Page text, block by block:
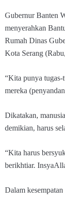
Gubernur Banten
menyerahkan
Rumah Dinas
Kota Serang
“Kita punya tugas-
mereka
Dikatakan,
demikian, harus
“Kita harus
berikhtiar.
Dalam